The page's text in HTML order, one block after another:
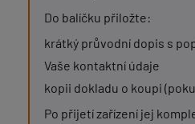
Do balíčku přiložte:
krátký průvodní dopis s
Vaše kontaktní údaje
kopii dokladu o koupi
Po přijetí zařízení jej